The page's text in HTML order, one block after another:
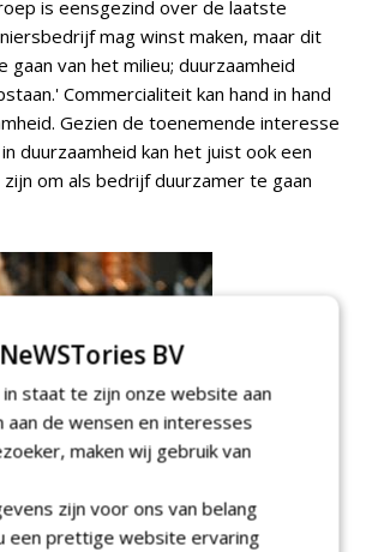
is eensgezind over de laatste
mag winst maken, maar dit
gaan van het milieu; duurzaamheid
Commercialiteit kan hand in hand
Gezien de toenemende interesse
duurzaamheid kan het juist ook een
om als bedrijf duurzamer te gaan
BV
staat te zijn onze website aan
aan de wensen en interesses
maken wij gebruik van
zijn voor ons van belang
een prettige website ervaring